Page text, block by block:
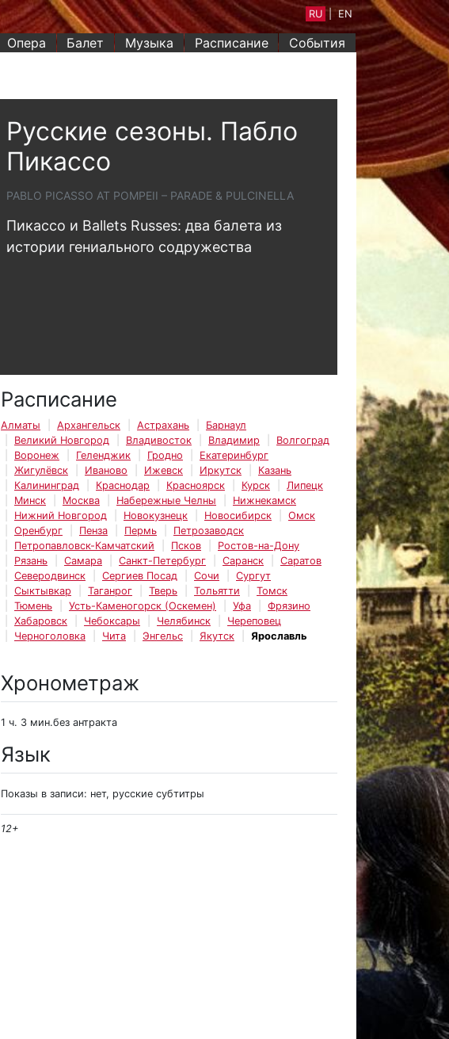
Опера Балет Музыка Расписание События
RU EN
Русские сезоны. Пабло
Пикассо
PABLO PICASSO AT POMPEII – PARADE & PULCINELLA
Пикассо и Ballets Russes: два балета из
истории гениального содружества
Расписание
Алматы Архангельск Астрахань
Барнаул
Великий Новгород
Владивосток Владимир
Волгоград
Воронеж
Геленджик Гродно
Екатеринбург
Жигулёвск
Иваново Ижевск Иркутск
Казань
Калининград
Краснодар Красноярск Курск
Липецк
Минск
Москва Набережные Челны
Нижнекамск
Нижний Новгород
Новокузнецк Новосибирск
Омск
Оренбург
Пенза Пермь
Петрозаводск
Петропавловск-Камчатский
Псков
Ростов-на-Дону
Рязань
Самара Санкт-Петербург Саранск
Саратов
Северодвинск
Сергиев Посад Сочи
Сургут
Сыктывкар
Таганрог Тверь Тольятти
Томск
Тюмень
Усть-Каменогорск (Оскемен) Уфа
Фрязино
Хабаровск
Чебоксары Челябинск
Череповец
Черноголовка
Чита Энгельс Якутск Ярославль
Хронометраж
1 ч. 3 мин.без антракта
Язык
Показы в записи: нет, русские субтитры
12+